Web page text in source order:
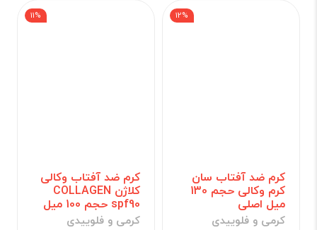
کرم ضد آفتاب سان
کرم وکالی حجم 130
میل اصلی
کرمی و فلوییدی
12%
کرم ضد آفتاب وکالی
کلاژن COLLAGEN
spf90 حجم 100 میل
کرمی و فلوییدی
11%